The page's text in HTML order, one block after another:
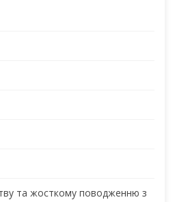
та жосткому поводженню з